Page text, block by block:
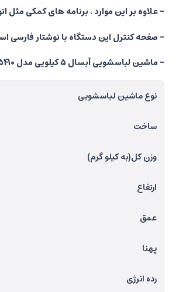
- علاوه بر این موارد ، برنامه های کمکی
- صفحه کنترل این دستگاه با نوشتار فارسی
- ماشین لباسشویی آبسال 5 کیلویی مدل WRE5410 گزینه مناسبی برای خانواده های ایرانی است و یکی از پیشنهاد های اصلی کارشناسان جوان تخفیف به شما خریداران است
نوع ماشین لباسشویی
ساخت
وزن کل(به کیلو گرم)
ارتفاع
عمق
پهنا
رده انرژی